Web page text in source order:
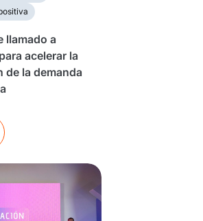
llamado a
acelerar la
de la demanda